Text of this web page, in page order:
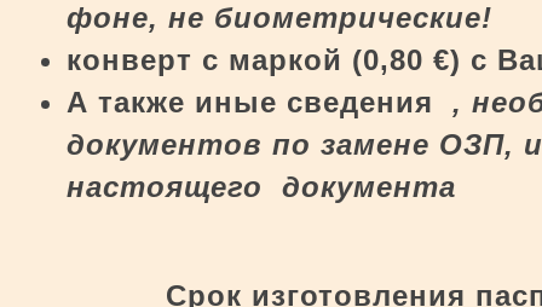
фоне, не биометрические!
конверт c маркой (0,80 €) с
А также иные сведения ,
документов по замене ОЗП,
настоящего документа
Срок изготовления